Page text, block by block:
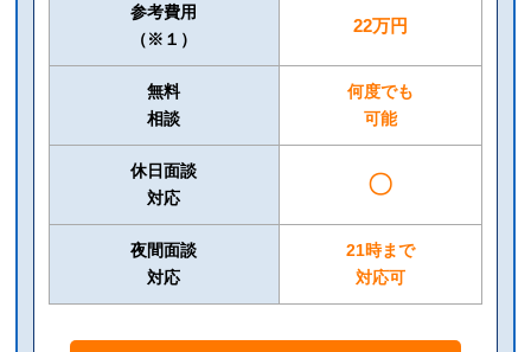
参考費用
（※１）
22万円
無料
相談
何度でも
可能
休日面談
対応
〇
夜間面談
対応
21時まで
対応可